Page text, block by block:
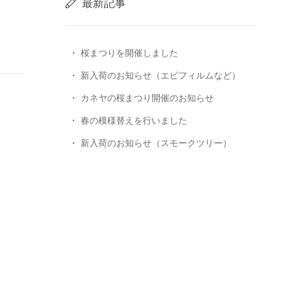
最新記事
桜まつりを開催しました
新入荷のお知らせ（エピフィルムなど）
カネヤの桜まつり開催のお知らせ
春の模様替えを行いました
新入荷のお知らせ（スモークツリー）